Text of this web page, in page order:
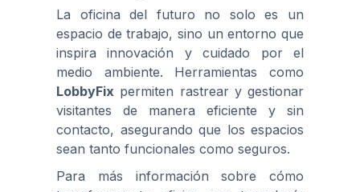
La oficina del futuro no solo es un
espacio de trabajo, sino un entorno que
inspira innovación y cuidado por el
medio ambiente. Herramientas como
LobbyFix permiten rastrear y gestionar
visitantes de manera eficiente y sin
contacto, asegurando que los espacios
sean tanto funcionales como seguros.
Para más información sobre cómo